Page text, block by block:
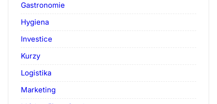
Gastronomie
Hygiena
Investice
Kurzy
Logistika
Marketing